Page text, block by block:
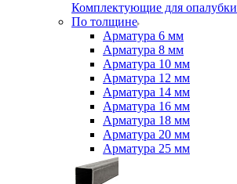
Комплектующие для опалубки
По толщине
Арматура 6 мм
Арматура 8 мм
Арматура 10 мм
Арматура 12 мм
Арматура 14 мм
Арматура 16 мм
Арматура 18 мм
Арматура 20 мм
Арматура 25 мм